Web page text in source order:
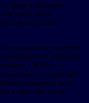
в среду в Шанхае
также было
культурного
безопасность являются
развития
CNNP», —
секретаря
академии наук
в качестве гостя.